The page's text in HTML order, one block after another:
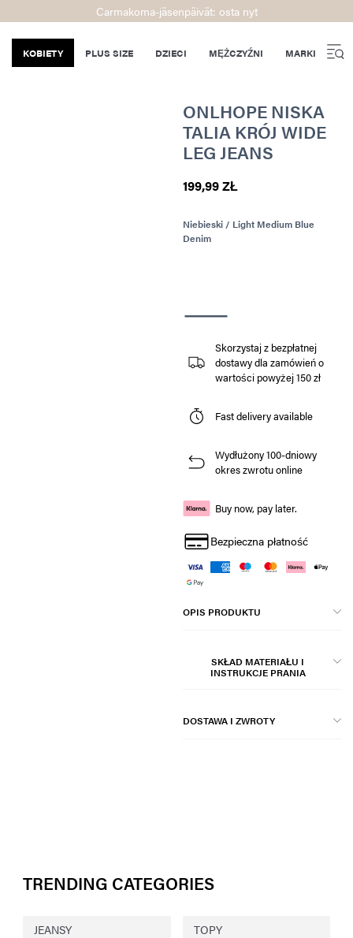
Carmakoma-jäsenpäivät: osta nyt
KOBIETY PLUS SIZE DZIECI MĘŻCZYŹNI MARKI
ONLHOPE NISKA
TALIA KRÓJ WIDE
LEG JEANS
199,99 ZŁ
Niebieski / Light Medium Blue
Denim
Skorzystaj z bezpłatnej
dostawy dla zamówień o
wartości powyżej 150 zł
Fast delivery available
Wydłużony 100-dniowy
okres zwrotu online
Buy now, pay later.
Bezpieczna płatność
OPIS PRODUKTU
SKŁAD MATERIAŁU I
INSTRUKCJE PRANIA
DOSTAWA I ZWROTY
TRENDING CATEGORIES
JEANSY TOPY